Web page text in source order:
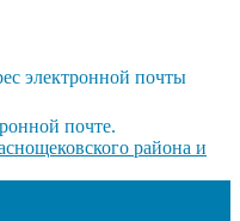
электронной почты
почте.
района и